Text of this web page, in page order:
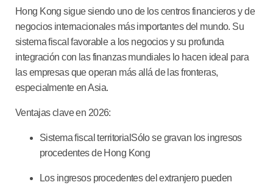
Hong Kong sigue siendo uno de los centros financieros y de
negocios internacionales más importantes del mundo. Su
sistema fiscal favorable a los negocios y su profunda
integración con las finanzas mundiales lo hacen ideal para
las empresas que operan más allá de las fronteras,
especialmente en Asia.
Ventajas clave en 2026:
Sistema fiscal territorial Sólo se gravan los ingresos
procedentes de Hong Kong
Los ingresos procedentes del extranjero pueden